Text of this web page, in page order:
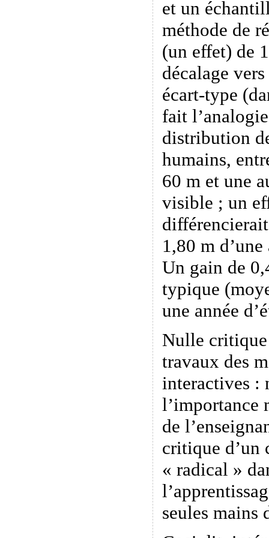
et un
méthode de
(un effet) de
décalage
écart-type
fait
distribution
humains,
60 m et une
visible ; un
1,80 m
Un gain de
typique
une année
Nulle critique
travaux des
interactives :
l’importance
de
critique d’un
« radical »
seules mains